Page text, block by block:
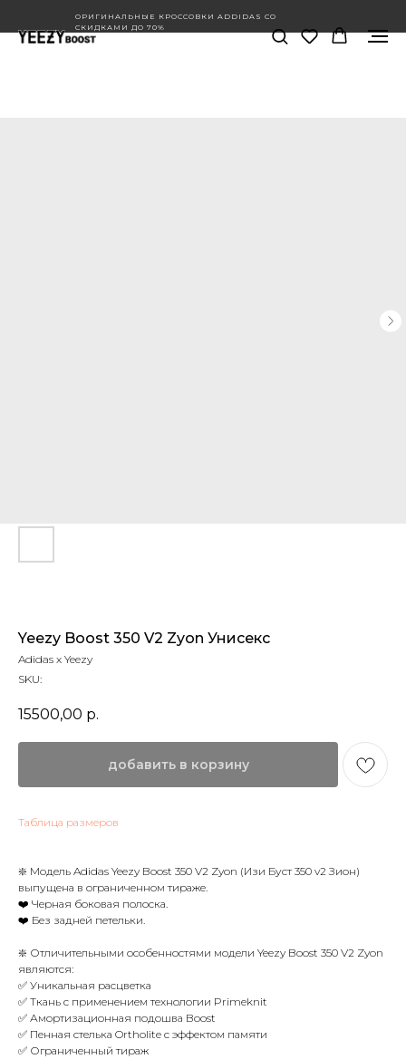
ОРИГИНАЛЬНЫЕ КРОССОВКИ ADDIDAS СО
СКИДКАМИ ДО 70%
Yeezy Boost 350 V2 Zyon Унисекс
Adidas x Yeezy
SKU:
15500,00 р.
добавить в корзину
Таблица размеров
❇️ Модель Adidas Yeezy Boost 350 V2 Zyon (Изи Буст 350 v2 Зион)
выпущена в ограниченном тираже.
❤️ Черная боковая полоска.
❤️ Без задней петельки.
❇️ Отличительными особенностями модели Yeezy Boost 350 V2 Zyon
являются:
✅ Уникальная расцветка
✅ Ткань с применением технологии Primeknit
✅ Амортизационная подошва Boost
✅ Пенная стелька Ortholite с эффектом памяти
✅ Ограниченный тираж